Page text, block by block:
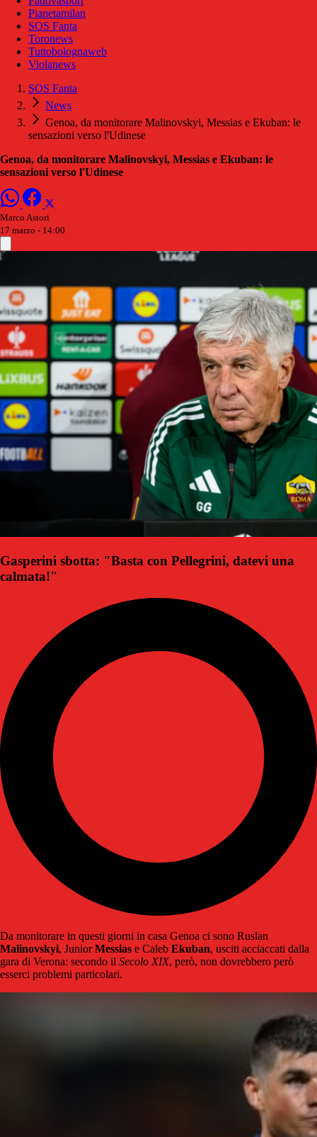
Pianetamilan
SOS Fanta
Toronews
Tuttobolognaweb
Violanews
SOS Fanta
News
Genoa, da monitorare Malinovskyi, Messias e Ekuban: le
sensazioni verso l'Udinese
Genoa, da monitorare Malinovskyi, Messias e Ekuban: le
sensazioni verso l'Udinese
Marco Astori
17 marzo - 14:00
Gasperini sbotta: "Basta con Pellegrini, datevi una
calmata!"
Da monitorare in questi giorni in casa Genoa ci sono Ruslan
Malinovskyi, JuniorMessias e Caleb Ekuban, usciti acciaccati dalla
gara di Verona: secondo il Secolo XIX, però, non dovrebbero però
esserci problemi particolari.